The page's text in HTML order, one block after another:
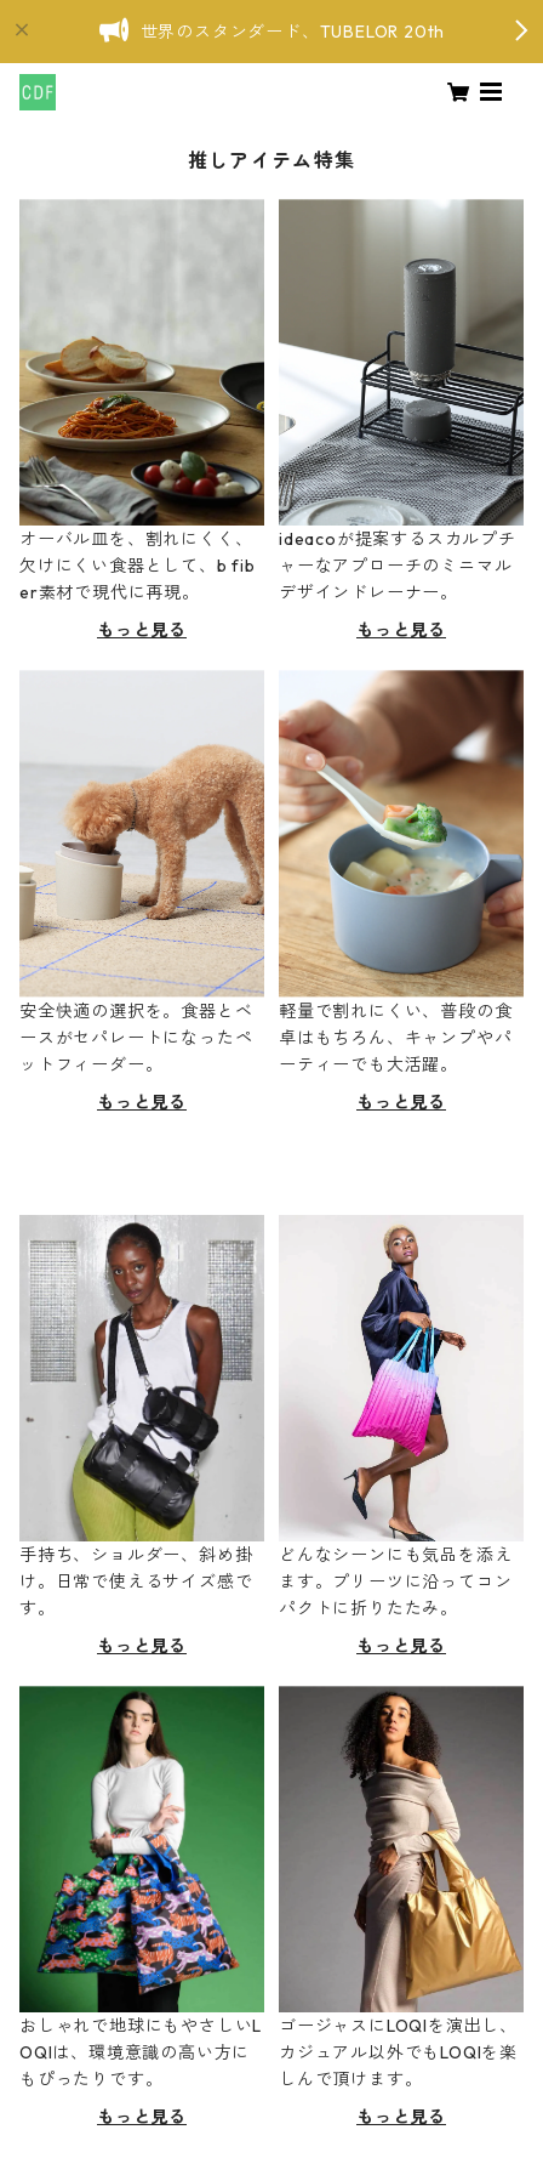
世界のスタンダード、TUBELOR 20th
推しアイテム特集
オーバル皿を、割れにくく、
欠けにくい食器として、b fib
er素材で現代に再現。
もっと見る
ideacoが提案するスカルプチ
ャーなアプローチのミニマル
デザインドレーナー。
もっと見る
安全快適の選択を。食器とベ
ースがセパレートになったペ
ットフィーダー。
もっと見る
軽量で割れにくい、普段の食
卓はもちろん、キャンプやパ
ーティーでも大活躍。
もっと見る
手持ち、ショルダー、斜め掛
け。日常で使えるサイズ感で
す。
もっと見る
どんなシーンにも気品を添え
ます。プリーツに沿ってコン
パクトに折りたたみ。
もっと見る
おしゃれで地球にもやさしいL
OQIは、環境意識の高い方に
もぴったりです。
もっと見る
ゴージャスにLOQIを演出し、
カジュアル以外でもLOQIを楽
しんで頂けます。
もっと見る